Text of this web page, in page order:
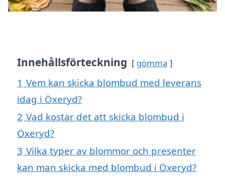
Innehållsförteckning gömma
1 Vem kan skicka blombud med leverans
idag i Öxeryd?
2 Vad kostar det att skicka blombud i
Öxeryd?
3 Vilka typer av blommor och presenter
kan man skicka med blombud i Öxeryd?